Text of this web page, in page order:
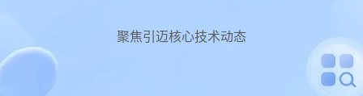
聚焦引迈核心技术动态